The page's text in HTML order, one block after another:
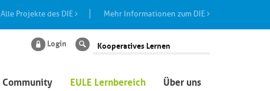
Alle Projekte des DIE Mehr Informationen zum DIE
Community EULE Lernbereich Über uns
Login Suche